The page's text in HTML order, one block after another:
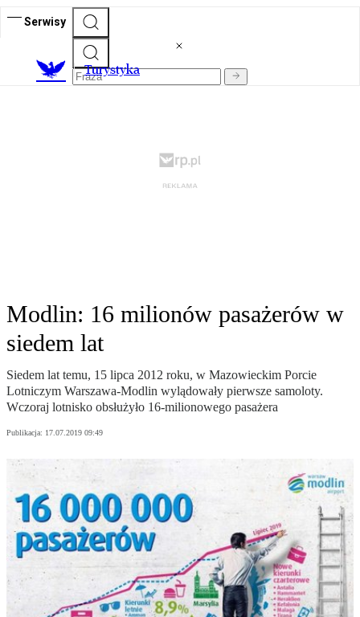
Serwisy
Turystyka
Modlin: 16 milionów pasażerów w
siedem lat
Siedem lat temu, 15 lipca 2012 roku, w Mazowieckim Porcie
Lotniczym Warszawa-Modlin wylądowały pierwsze samoloty.
Wczoraj lotnisko obsłużyło 16-milionowego pasażera
Publikacja: 17.07.2019 09:49